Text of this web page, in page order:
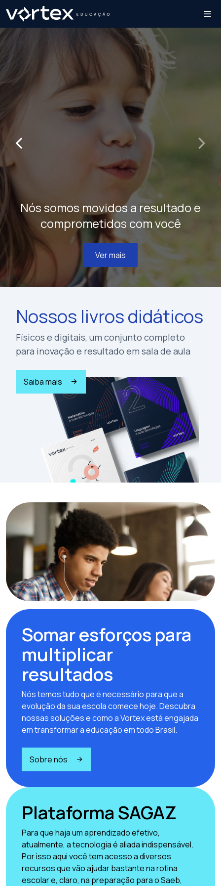
Nós somos movidos a resultado e
comprometidos com você
Ver mais
‹ ›
Nossos livros didáticos
Físicos e digitais, um conjunto completo
para inovação e resultado em sala de aula
Saiba mais
Somar esforços para
multiplicar
resultados
Nós temos tudo que é necessário para que a
evolução da sua escola comece hoje. Descubra
nossas soluções e como a Vortex está engajada
em transformar a educação em todo Brasil.
Sobre nós
Plataforma SAGAZ
Para que haja um aprendizado efetivo,
atualmente, a tecnologia é aliada indispensável.
Por isso aqui você tem acesso a diversos
recursos que vão ajudar bastante na rotina
escolar e, claro, na preparação para o Saeb,